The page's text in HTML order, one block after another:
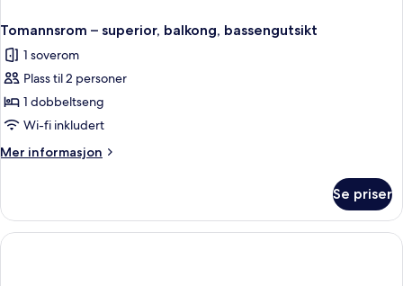
Tomannsrom – superior, balkong, bassengutsikt
1 soverom
Plass til 2 personer
1 dobbeltseng
Wi-fi inkludert
Mer informasjon
Mer
–
superior,
balkong,
Se priser